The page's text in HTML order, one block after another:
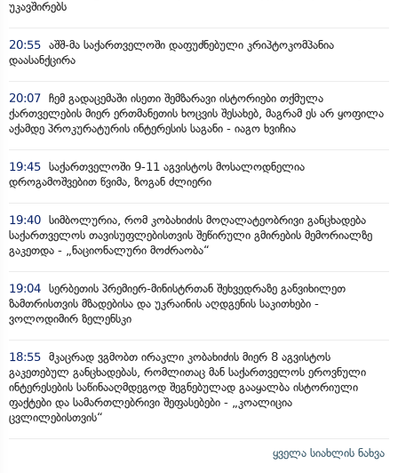
უკავშირებს
20:55 აშშ-მა საქართველოში დაფუძნებული კრიპტოკომპანია
დაასანქცირა
20:07 ჩემ გადაცემაში ისეთი შემზარავი ისტორიები თქმულა
ქართველების მიერ ერთმანეთის ხოცვის შესახებ, მაგრამ ეს არ ყოფილა
აქამდე პროკურატურის ინტერესის საგანი - იაგო ხვიჩია
19:45 საქართველოში 9-11 აგვისტოს მოსალოდნელია
დროგამოშვებით წვიმა, ზოგან ძლიერი
19:40 სიმბოლურია, რომ კობახიძის მოღალატეობრივი განცხადება
საქართველოს თავისუფლებისთვის შეწირული გმირების მემორიალზე
გაკეთდა - „ნაციონალური მოძრაობა“
19:04 სერბეთის პრემიერ-მინისტრთან შეხვედრაზე განვიხილეთ
ზამთრისთვის მზადებისა და უკრაინის აღდგენის საკითხები -
ვოლოდიმირ ზელენსკი
18:55 მკაცრად ვგმობთ ირაკლი კობახიძის მიერ 8 აგვისტოს
გაკეთებულ განცხადებას, რომლითაც მან საქართველოს ეროვნული
ინტერესების საწინააღმდეგოდ შეგნებულად გააყალბა ისტორიული
ფაქტები და სამართლებრივი შეფასებები - „კოალიცია
ცვლილებისთვის“
ყველა სიახლის ნახვა